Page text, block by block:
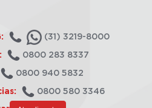
(31) 3219-8000
0800 283 8337
0800 940 5832
0800 580 3346